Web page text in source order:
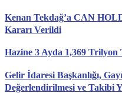
Kenan Tekdağ’a CAN
Kararı Verildi
Hazine 3 Ayda 1,369
Gelir İdaresi Başkanlığı,
Değerlendirilmesi ve Takibi